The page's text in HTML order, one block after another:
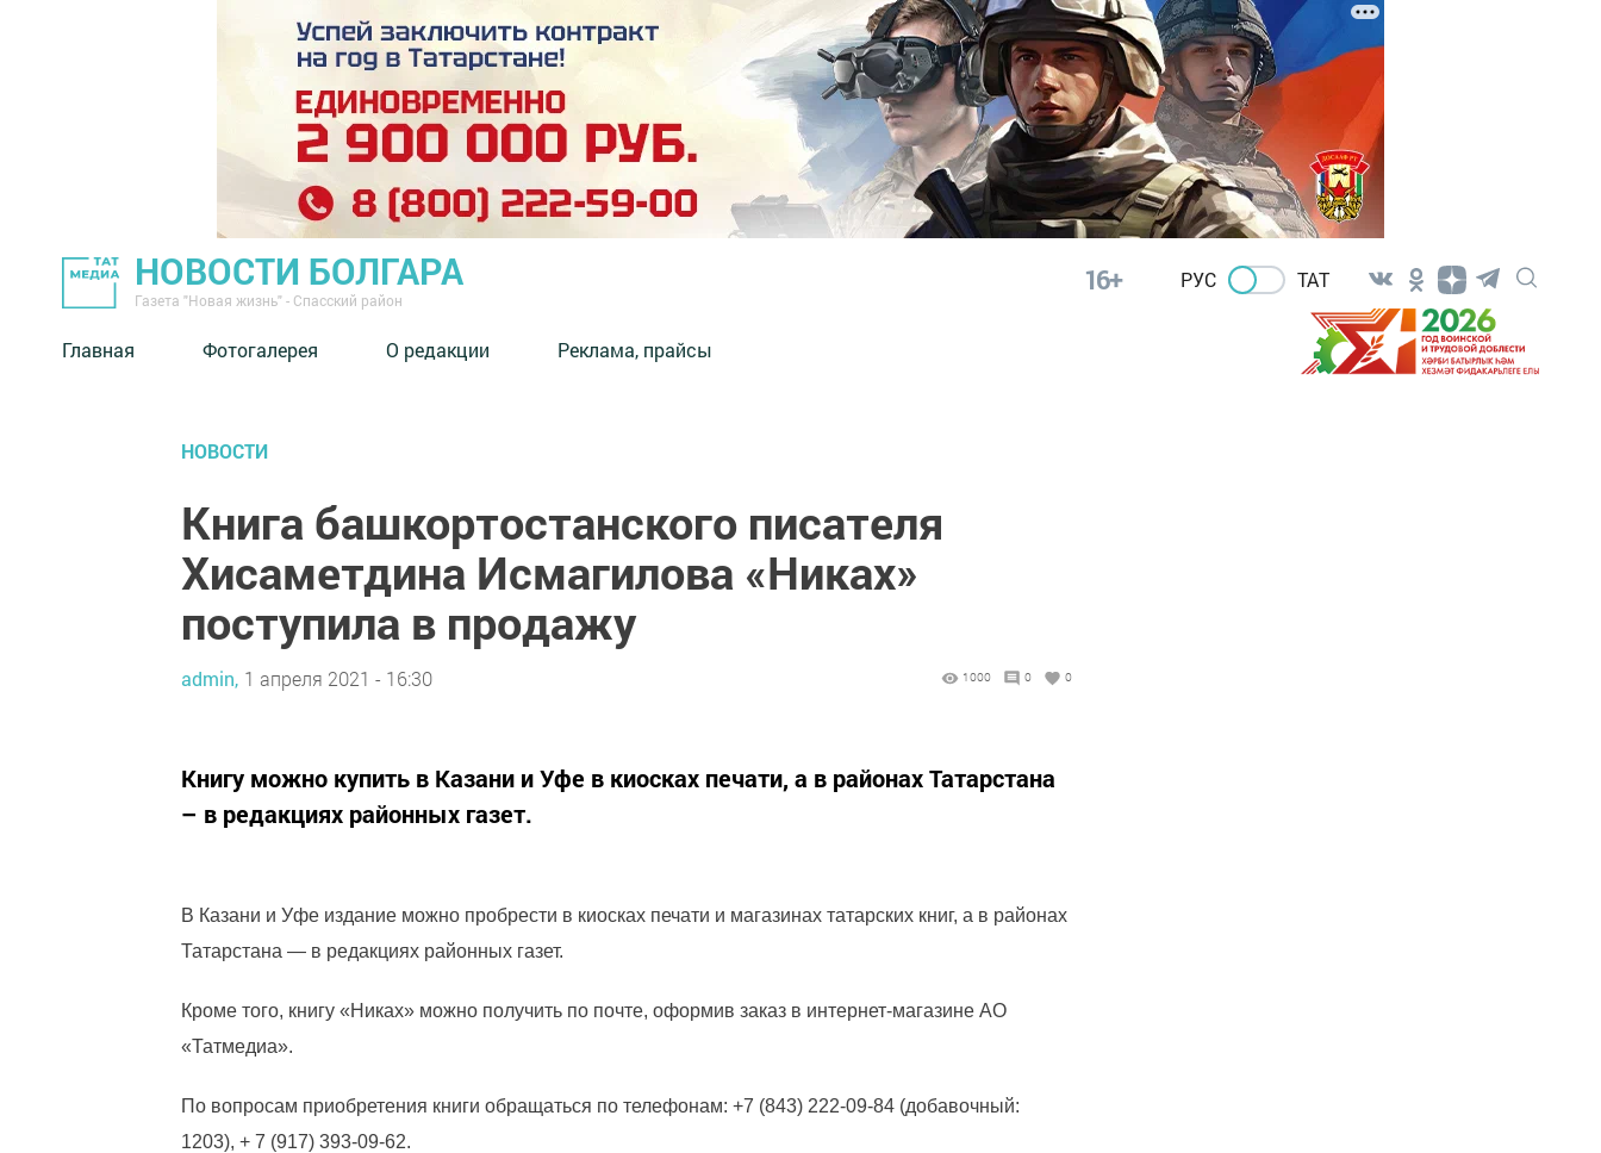
НОВОСТИ БОЛГАРА
Газета "Новая жизнь" - Спасский район
16+ РУС ТАТ
Главная Фотогалерея О редакции Реклама, прайсы
НОВОСТИ
Книга башкортостанского писателя
Хисаметдина Исмагилова «Никах»
поступила в продажу
admin, 1 апреля 2021 - 16:30 1000 0 0
Книгу можно купить в Казани и Уфе в киосках печати, а в районах Татарстана
– в редакциях районных газет.
В Казани и Уфе издание можно пробрести в киосках печати и магазинах татарских книг, а в районах
Татарстана — в редакциях районных газет.
Кроме того, книгу «Никах» можно получить по почте, оформив заказ в интернет-магазине АО
«Татмедиа».
По вопросам приобретения книги обращаться по телефонам: +7 (843) 222-09-84 (добавочный:
1203), + 7 (917) 393-09-62.